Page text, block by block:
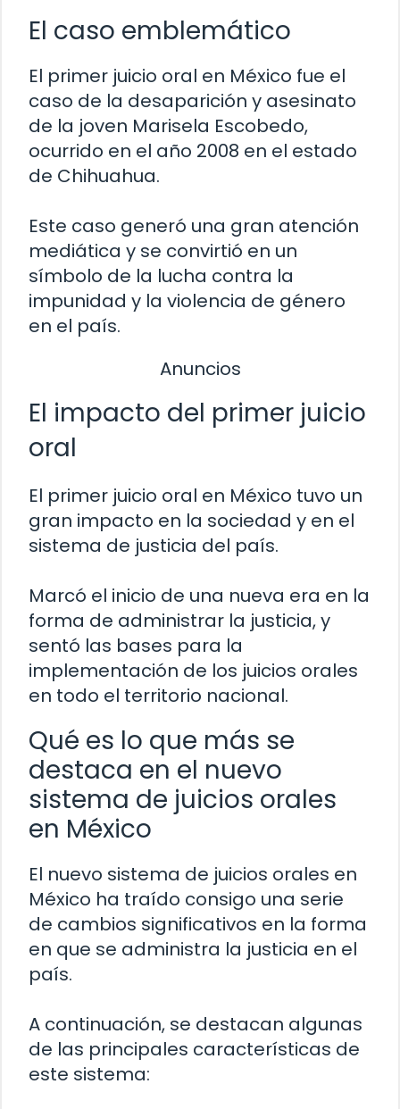
El caso emblemático
El primer juicio oral en México fue el
caso de la desaparición y asesinato
de la joven Marisela Escobedo,
ocurrido en el año 2008 en el estado
de Chihuahua.
Este caso generó una gran atención
mediática y se convirtió en un
símbolo de la lucha contra la
impunidad y la violencia de género
en el país.
Anuncios
El impacto del primer juicio
oral
El primer juicio oral en México tuvo un
gran impacto en la sociedad y en el
sistema de justicia del país.
Marcó el inicio de una nueva era en la
forma de administrar la justicia, y
sentó las bases para la
implementación de los juicios orales
en todo el territorio nacional.
Qué es lo que más se
destaca en el nuevo
sistema de juicios orales
en México
El nuevo sistema de juicios orales en
México ha traído consigo una serie
de cambios significativos en la forma
en que se administra la justicia en el
país.
A continuación, se destacan algunas
de las principales características de
este sistema: